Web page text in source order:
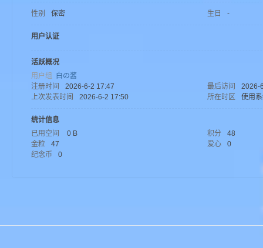
性别 保密 生日 -
用户认证
活跃概况
用户组
白の酱
注册时间
2026-6-2 17:47 最后访问
2026-
上次发表时间
2026-6-2 17:50 所在时区 使用
统计信息
已用空间
0 B 积分
48
金粒
47 爱心
0
纪念币
0